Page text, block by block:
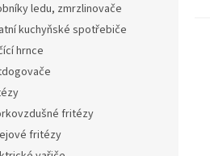
ledu, zmrzlinovače
kuchyňské spotřebiče
hrnce
fritézy
fritézy